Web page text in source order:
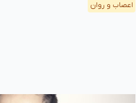
اعصاب و روان